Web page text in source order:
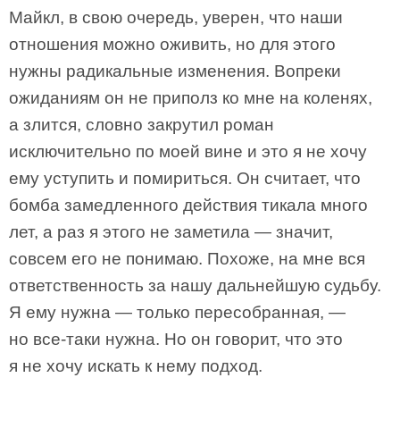
Майкл, в свою очередь, уверен, что наши
отношения можно оживить, но для этого
нужны радикальные изменения. Вопреки
ожиданиям он не приполз ко мне на коленях,
а злится, словно закрутил роман
исключительно по моей вине и это я не хочу
ему уступить и помириться. Он считает, что
бомба замедленного действия тикала много
лет, а раз я этого не заметила — значит,
совсем его не понимаю. Похоже, на мне вся
ответственность за нашу дальнейшую судьбу.
Я ему нужна — только пересобранная, —
но все-таки нужна. Но он говорит, что это
я не хочу искать к нему подход.